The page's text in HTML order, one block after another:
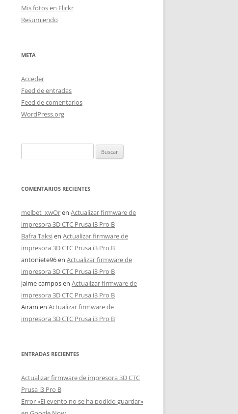
Mis fotos en Flickr
Resumiendo
META
Acceder
Feed de entradas
Feed de comentarios
WordPress.org
COMENTARIOS RECIENTES
melbet_xwOren Actualizar firmware de
impresora 3D CTC Prusa i3 Pro B
Bafra Taksien Actualizar firmware de
impresora 3D CTC Prusa i3 Pro B
antoniete96en Actualizar firmware de
impresora 3D CTC Prusa i3 Pro B
jaime camposen Actualizar firmware de
impresora 3D CTC Prusa i3 Pro B
Airam en Actualizar firmware de
impresora 3D CTC Prusa i3 Pro B
ENTRADAS RECIENTES
Actualizar firmware de impresora 3D CTC
Prusa i3 Pro B
Error «El evento no se ha podido guardar»